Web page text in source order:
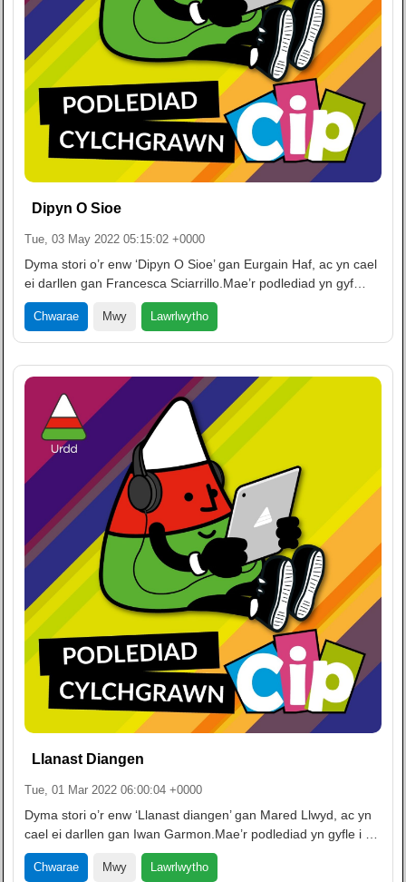
Dipyn O Sioe
Tue, 03 May 2022 05:15:02 +0000
Dyma stori o’r enw ‘Dipyn O Sioe’ gan Eurgain Haf, ac yn cael
ei darllen gan Francesca Sciarrillo.Mae’r podlediad yn gyf…
Chwarae Mwy Lawrlwytho
Llanast Diangen
Tue, 01 Mar 2022 06:00:04 +0000
Dyma stori o’r enw ‘Llanast diangen’ gan Mared Llwyd, ac yn
cael ei darllen gan Iwan Garmon.Mae’r podlediad yn gyfle i …
Chwarae Mwy Lawrlwytho